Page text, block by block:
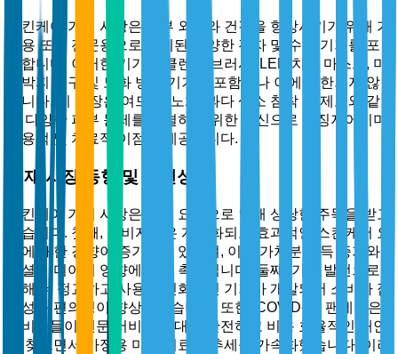
스킨케어 기기 시장은 피부 외모와 건강을 향상시키기 위해 가
정용 또는 전문용으로 설계된 다양한 전자 및 수동 기기를 포
함합니다. 이러한 기기는 클렌징 브러시, LED 치료 마스크, 미
세박피 도구 및 노화 방지 기기를 포함하나 이에 국한되지 않
습니다. 이 시장은 여드름, 노화, 과다 색소 침착 및 제모와 같
은 다양한 피부 문제를 해결하기 위한 혁신으로 특징지어지며,
미용적 및 치료적 이점을 제공합니다.
현재 시장 동향 및 관련성
스킨케어 기기 시장은 여러 요인으로 인해 상당한 주목을 받고
있습니다. 첫째, 소비자들은 개인화되고 효과적인 스킨케어 요
법에 대한 경향이 증가하고 있으며, 이는 가처분 소득 증가와
소셜 미디어의 영향에 의해 촉진됩니다. 둘째, 기술 발전으로
인해 더 정교하고 사용자 친화적인 기기가 개발되어 소비자 접
근성과 편의성이 향상되었습니다. 또한, COVID-19 팬데믹은
소비자들이 전문 서비스에 대한 안전하고 비용 효율적인 대안
을 찾으면서 가정용 미용 치료의 추세를 가속화했습니다. 이러